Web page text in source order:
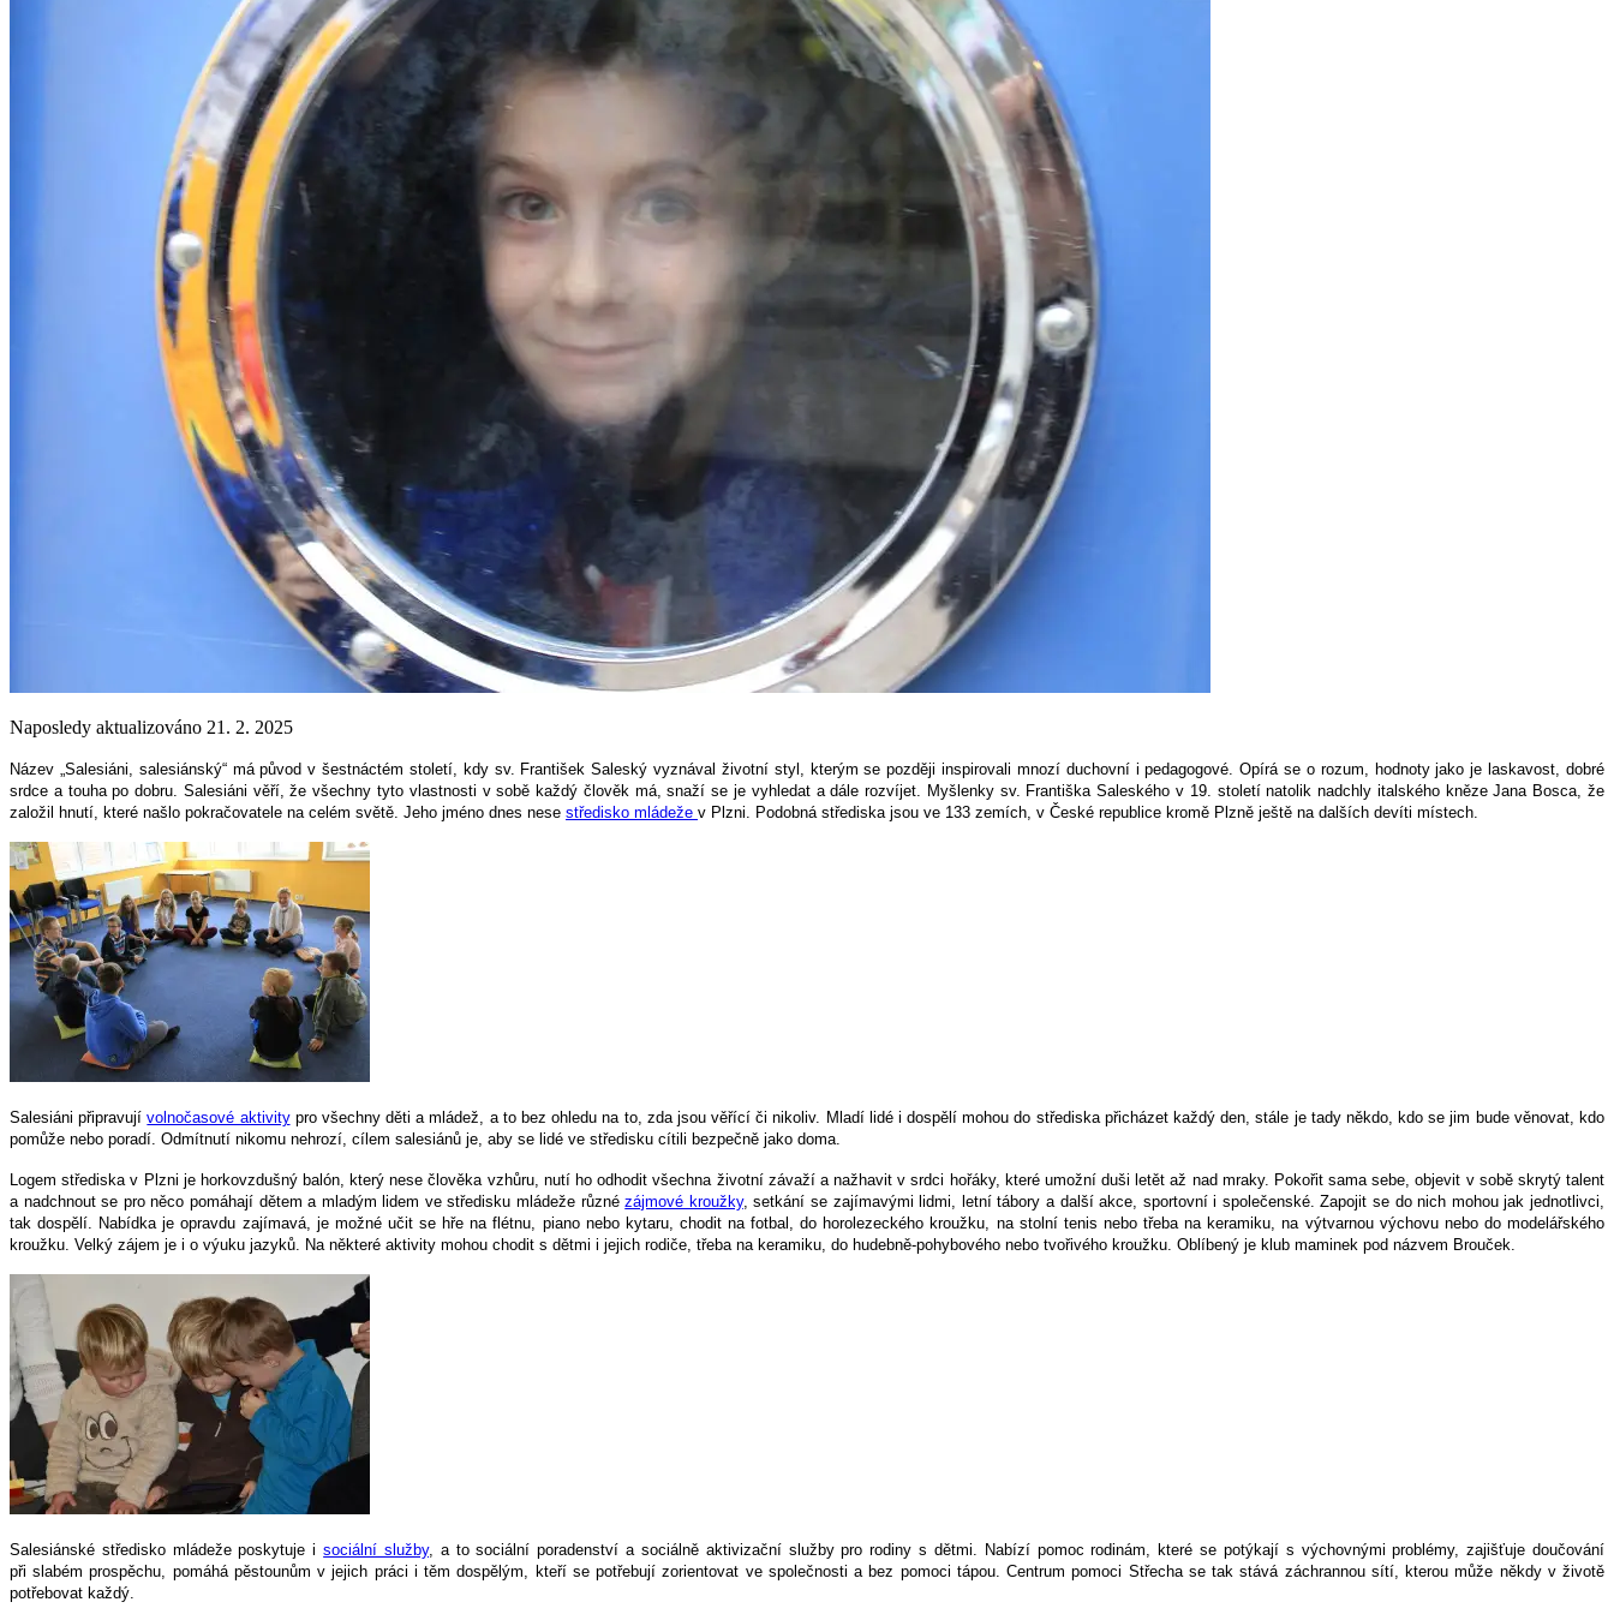
Naposledy aktualizováno 21. 2. 2025
Název „Salesiáni, salesiánský“ má původ v šestnáctém století, kdy sv. František Saleský vyznával životní styl, kterým se později inspirovali mnozí duchovní i pedagogové. Opírá se o rozum, hodnoty jako je laskavost, dobré
srdce a touha po dobru. Salesiáni věří, že všechny tyto vlastnosti v sobě každý člověk má, snaží se je vyhledat a dále rozvíjet. Myšlenky sv. Františka Saleského v 19. století natolik nadchly italského kněze Jana Bosca, že
založil hnutí, které našlo pokračovatele na celém světě. Jeho jméno dnes nese středisko mládeže v Plzni. Podobná střediska jsou ve 133 zemích, v České republice kromě Plzně ještě na dalších devíti místech.
Salesiáni připravujívolnočasové aktivitypro všechny děti a mládež, a to bez ohledu na to, zda jsou věřící či nikoliv. Mladí lidé i dospělí mohou do střediska přicházet každý den, stále je tady někdo, kdo se jim bude věnovat, kdo
pomůže nebo poradí. Odmítnutí nikomu nehrozí, cílem salesiánů je, aby se lidé ve středisku cítili bezpečně jako doma.
Logem střediska v Plzni je horkovzdušný balón, který nese člověka vzhůru, nutí ho odhodit všechna životní závaží a nažhavit v srdci hořáky, které umožní duši letět až nad mraky. Pokořit sama sebe, objevit v sobě skrytý talent
a nadchnout se pro něco pomáhají dětem a mladým lidem ve středisku mládeže různézájmové kroužky, setkání se zajímavými lidmi, letní tábory a další akce, sportovní i společenské. Zapojit se do nich mohou jak jednotlivci,
tak dospělí. Nabídka je opravdu zajímavá, je možné učit se hře na flétnu, piano nebo kytaru, chodit na fotbal, do horolezeckého kroužku, na stolní tenis nebo třeba na keramiku, na výtvarnou výchovu nebo do modelářského
kroužku. Velký zájem je i o výuku jazyků. Na některé aktivity mohou chodit s dětmi i jejich rodiče, třeba na keramiku, do hudebně-pohybového nebo tvořivého kroužku. Oblíbený je klub maminek pod názvem Brouček.
Salesiánské středisko mládeže poskytuje isociální služby, a to sociální poradenství a sociálně aktivizační služby pro rodiny s dětmi. Nabízí pomoc rodinám, které se potýkají s výchovnými problémy, zajišťuje doučování
při slabém prospěchu, pomáhá pěstounům v jejich práci i těm dospělým, kteří se potřebují zorientovat ve společnosti a bez pomoci tápou. Centrum pomoci Střecha se tak stává záchrannou sítí, kterou může někdy v životě
potřebovat každý.